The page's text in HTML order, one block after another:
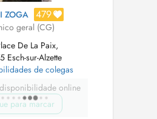
ZOGA 479
geral (CG)
De La Paix,
Esch-sur-Alzette
de colegas
online
para marcar